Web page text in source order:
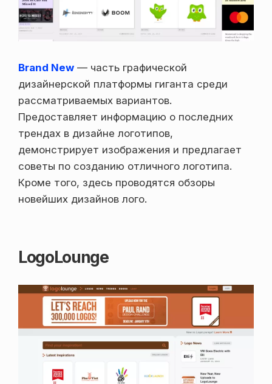
Brand New — часть графической
дизайнерской платформы гиганта среди
рассматриваемых вариантов.
Предоставляет информацию о последних
трендах в дизайне логотипов,
демонстрирует изображения и предлагает
советы по созданию отличного логотипа.
Кроме того, здесь проводятся обзоры
новейших дизайнов лого.
LogoLounge